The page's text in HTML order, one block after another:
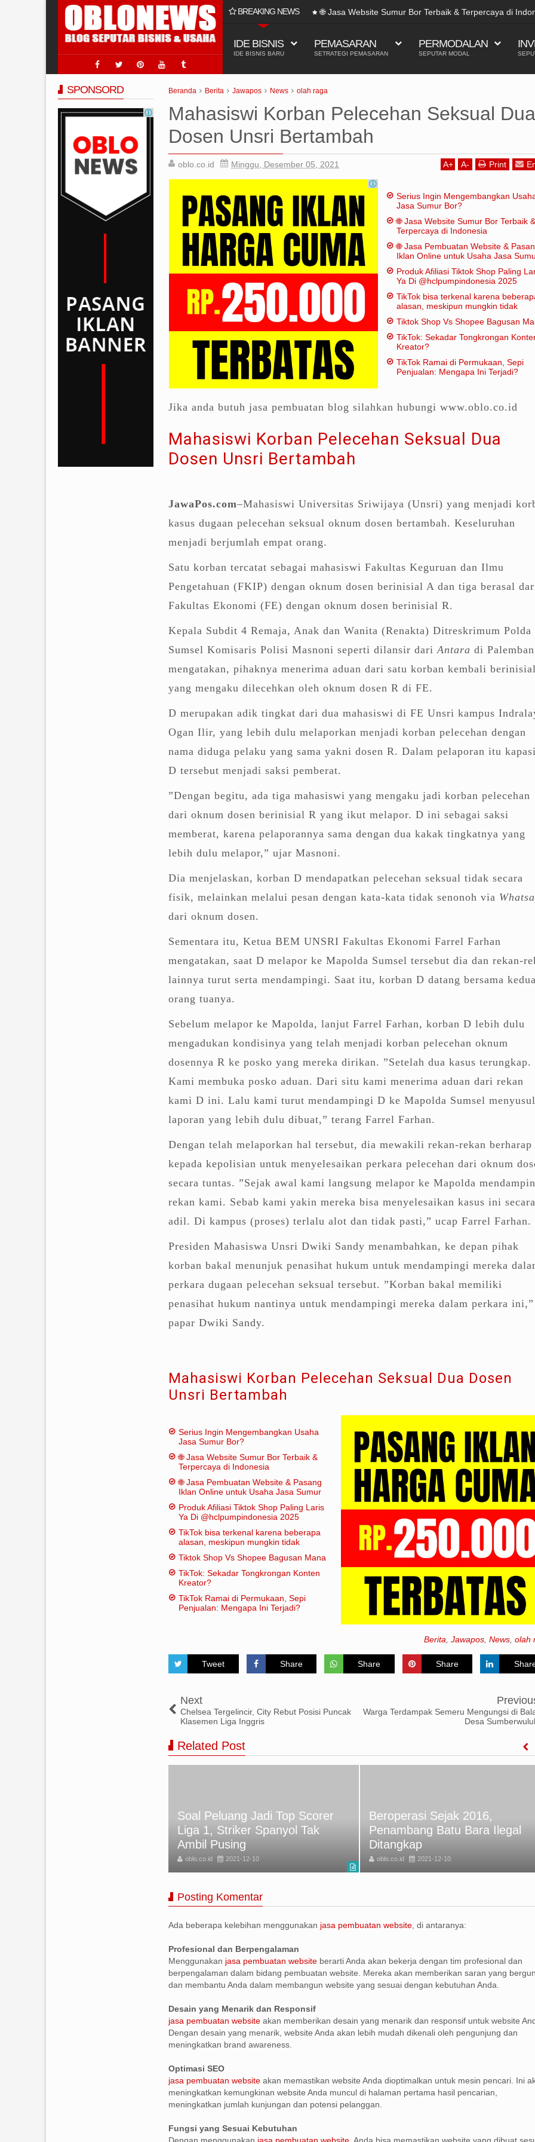
BREAKING NEWS
Jasa Sumur Bor? 🌐 Jasa Website Sumur Bor Terbaik & Terpercaya di
IDE BISNIS
IDE BISNIS BARU
PEMASARAN
SETRATEGI PEMASARAN
PERMODALAN
SEPUTAR MODAL
Beranda Berita Jawapos News olah raga
Mahasiswi Korban Pelecehan Seksual Dua
Dosen Unsri Bertambah
oblo.co.id Minggu, Desember 05, 2021 A+ A- Print
Serius Ingin Mengembangkan
Jasa Sumur Bor?
🌐 Jasa Website Sumur Bor Terbaik &
Terpercaya di Indonesia
🌐 Jasa Pembuatan Website &
Iklan Online untuk Usaha Jasa
Produk Afiliasi Tiktok Shop Paling
Ya Di @hclpumpindonesia 2025
TikTok bisa terkenal karena
alasan, meskipun mungkin tidak
tradisional:
Tiktok Shop Vs Shopee Bagusan
TikTok: Sekadar Tongkrongan
Kreator?
TikTok Ramai di Permukaan, Sepi
Penjualan: Mengapa Ini Terjadi?
Jika anda butuh jasa pembuatan blog silahkan hubungi www.oblo.co.id
Mahasiswi Korban Pelecehan Seksual Dua
Dosen Unsri Bertambah
JawaPos.com–Mahasiswi Universitas Sriwijaya (Unsri) yang menjadi
kasus dugaan pelecehan seksual oknum dosen bertambah. Keseluruhan
menjadi berjumlah empat orang.
Satu korban tercatat sebagai mahasiswi Fakultas Keguruan dan Ilmu
Pengetahuan (FKIP) dengan oknum dosen berinisial A dan tiga berasal
Fakultas Ekonomi (FE) dengan oknum dosen berinisial R.
Kepala Subdit 4 Remaja, Anak dan Wanita (Renakta) Ditreskrimum Polda
Sumsel Komisaris Polisi Masnoni seperti dilansir dari Antara di
mengatakan, pihaknya menerima aduan dari satu korban kembali
yang mengaku dilecehkan oleh oknum dosen R di FE.
D merupakan adik tingkat dari dua mahasiswi di FE Unsri kampus
Ogan Ilir, yang lebih dulu melaporkan menjadi korban pelecehan dengan
nama diduga pelaku yang sama yakni dosen R. Dalam pelaporan itu
D tersebut menjadi saksi pemberat.
”Dengan begitu, ada tiga mahasiswi yang mengaku jadi korban pelecehan
dari oknum dosen berinisial R yang ikut melapor. D ini sebagai saksi
memberat, karena pelaporannya sama dengan dua kakak tingkatnya yang
lebih dulu melapor,” ujar Masnoni.
Dia menjelaskan, korban D mendapatkan pelecehan seksual tidak secara
fisik, melainkan melalui pesan dengan kata-kata tidak senonoh via
dari oknum dosen.
Sementara itu, Ketua BEM UNSRI Fakultas Ekonomi Farrel Farhan
mengatakan, saat D melapor ke Mapolda Sumsel tersebut dia dan rekan-
lainnya turut serta mendampingi. Saat itu, korban D datang bersama kedua
orang tuanya.
Sebelum melapor ke Mapolda, lanjut Farrel Farhan, korban D lebih dulu
mengadukan kondisinya yang telah menjadi korban pelecehan oknum
dosennya R ke posko yang mereka dirikan. ”Setelah dua kasus terungkap.
Kami membuka posko aduan. Dari situ kami menerima aduan dari rekan
kami D ini. Lalu kami turut mendampingi D ke Mapolda Sumsel menyusul
laporan yang lebih dulu dibuat,” terang Farrel Farhan.
Dengan telah melaporkan hal tersebut, dia mewakili rekan-rekan berharap
kepada kepolisian untuk menyelesaikan perkara pelecehan dari oknum
secara tuntas. ”Sejak awal kami langsung melapor ke Mapolda
rekan kami. Sebab kami yakin mereka bisa menyelesaikan kasus ini secara
adil. Di kampus (proses) terlalu alot dan tidak pasti,” ucap Farrel Farhan.
Presiden Mahasiswa Unsri Dwiki Sandy menambahkan, ke depan pihak
korban bakal menunjuk penasihat hukum untuk mendampingi mereka
perkara dugaan pelecehan seksual tersebut. ”Korban bakal memiliki
penasihat hukum nantinya untuk mendampingi mereka dalam perkara ini,”
papar Dwiki Sandy.
Mahasiswi Korban Pelecehan Seksual Dua Dosen
Unsri Bertambah
Serius Ingin Mengembangkan Usaha
Jasa Sumur Bor?
🌐 Jasa Website Sumur Bor Terbaik &
Terpercaya di Indonesia
🌐 Jasa Pembuatan Website & Pasang
Iklan Online untuk Usaha Jasa Sumur
Produk Afiliasi Tiktok Shop Paling Laris
Ya Di @hclpumpindonesia 2025
TikTok bisa terkenal karena beberapa
alasan, meskipun mungkin tidak
tradisional:
Tiktok Shop Vs Shopee Bagusan Mana
TikTok: Sekadar Tongkrongan Konten
Kreator?
TikTok Ramai di Permukaan, Sepi
Penjualan: Mengapa Ini Terjadi?
Berita Jawapos News olah
Tweet Share Share Share
Next
Chelsea Tergelincir, City Rebut Posisi Puncak
Klasemen Liga Inggris
Warga Terdampak Semeru Mengungsi di
Desa
Related Post
Soal Peluang Jadi Top Scorer
Liga 1, Striker Spanyol Tak
Ambil Pusing
oblo.co.id 2021-12-10
Beroperasi Sejak 2016,
Penambang Batu Bara Ilegal
Ditangkap
oblo.co.id 2021-12-10
Posting Komentar
Ada beberapa kelebihan menggunakan jasa pembuatan website , di antaranya:
Profesional dan Berpengalaman
Menggunakan jasa pembuatan website berarti Anda akan bekerja dengan tim profesional dan
berpengalaman dalam bidang pembuatan website. Mereka akan memberikan saran yang
dan membantu Anda dalam membangun website yang sesuai dengan kebutuhan Anda.
Desain yang Menarik dan Responsif
jasa pembuatan website akan memberikan desain yang menarik dan responsif untuk website
Dengan desain yang menarik, website Anda akan lebih mudah dikenali oleh pengunjung dan
meningkatkan brand awareness.
Optimasi SEO
jasa pembuatan website akan memastikan website Anda dioptimalkan untuk mesin pencari. Ini
meningkatkan kemungkinan website Anda muncul di halaman pertama hasil pencarian,
meningkatkan jumlah kunjungan dan potensi pelanggan.
Fungsi yang Sesuai Kebutuhan
Dengan menggunakan jasa pembuatan website , Anda bisa memastikan website yang dibuat
SPONSORD